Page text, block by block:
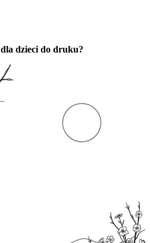
dzieci do druku?